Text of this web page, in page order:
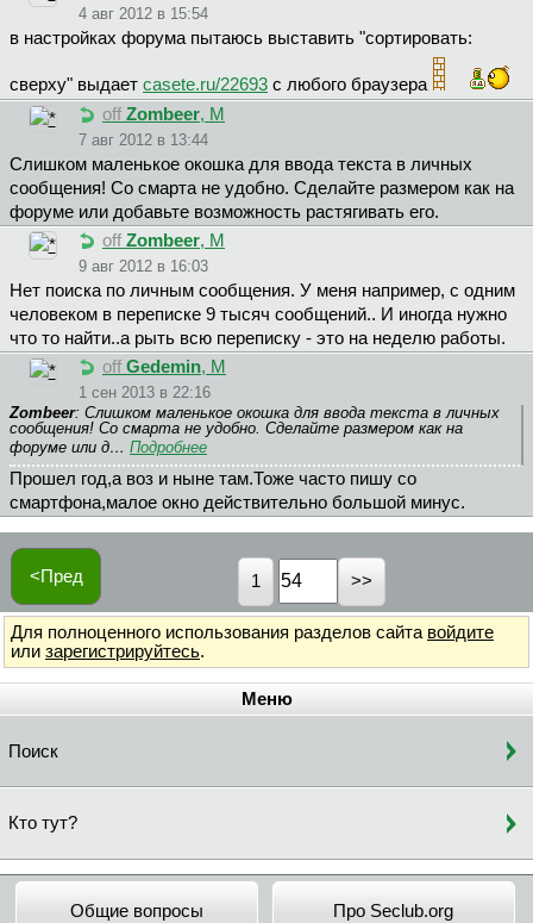
4 авг 2012 в 15:54
в настройках форума пытаюсь выставить "сортировать:
сверху" выдает casete.ru/22693 c любого браузера
off Zombeer, М
7 авг 2012 в 13:44
Слишком маленькое окошка для ввода текста в личных
сообщения! Со смарта не удобно. Сделайте размером как на
форуме или добавьте возможность растягивать его.
off Zombeer, М
9 авг 2012 в 16:03
Нет поиска по личным сообщения. У меня например, с одним
человеком в переписке 9 тысяч сообщений.. И иногда нужно
что то найти..а рыть всю переписку - это на неделю работы.
off Gedemin, М
1 сен 2013 в 22:16
Zombeer: Слишком маленькое окошка для ввода текста в личных
сообщения! Со смарта не удобно. Сделайте размером как на
форуме или д… Подробнее
Прошел год,а воз и ныне там.Тоже часто пишу со
смартфона,малое окно действительно большой минус.
<Пред 1
Для полноценного использования разделов сайта войдите
или зарегистрируйтесь.
Меню
Поиск
Кто тут?
Общие вопросы Про Seclub.org